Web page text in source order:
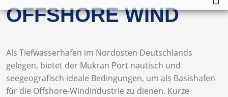
OFFSHORE WIND
Als Tiefwasserhafen im Nordosten Deutschlands
gelegen, bietet der Mukran Port nautisch und
seegeografisch ideale Bedingungen, um als Basishafen
für die Offshore-Windindustrie zu dienen. Kurze